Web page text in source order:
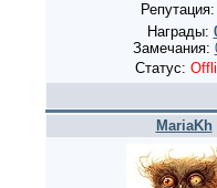
Репутация:
Награды:
Замечания:
Статус:
MariaKh